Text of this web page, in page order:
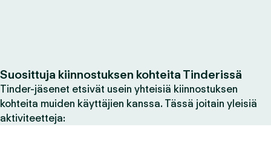
Suosittuja kiinnostuksen kohteita Tinderissä
Tinder-jäsenet etsivät usein yhteisiä kiinnostuksen
kohteita muiden käyttäjien kanssa. Tässä joitain yleisiä
aktiviteetteja: